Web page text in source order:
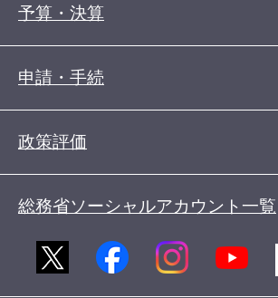
予算・決算
申請・手続
政策評価
総務省ソーシャルアカウント一覧